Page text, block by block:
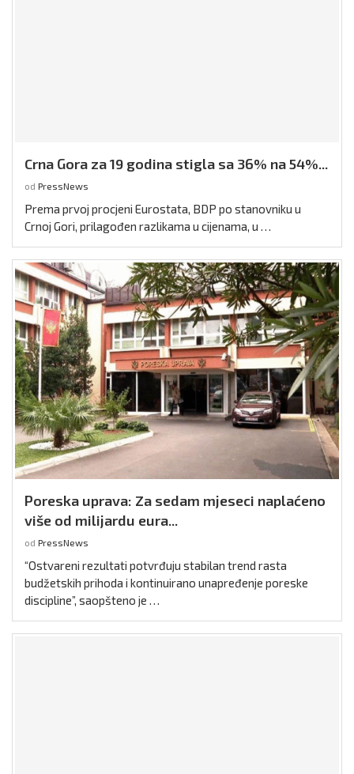
Crna Gora za 19 godina stigla sa 36% na 54%...
od PressNews
Prema prvoj procjeni Eurostata, BDP po stanovniku u
Crnoj Gori, prilagođen razlikama u cijenama, u …
Poreska uprava: Za sedam mjeseci naplaćeno
više od milijardu eura...
od PressNews
“Ostvareni rezultati potvrđuju stabilan trend rasta
budžetskih prihoda i kontinuirano unapređenje poreske
discipline”, saopšteno je …